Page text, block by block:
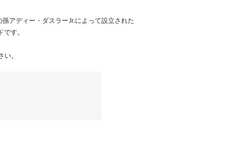
アディー・ダスラーJr.によって設立された
す。
。